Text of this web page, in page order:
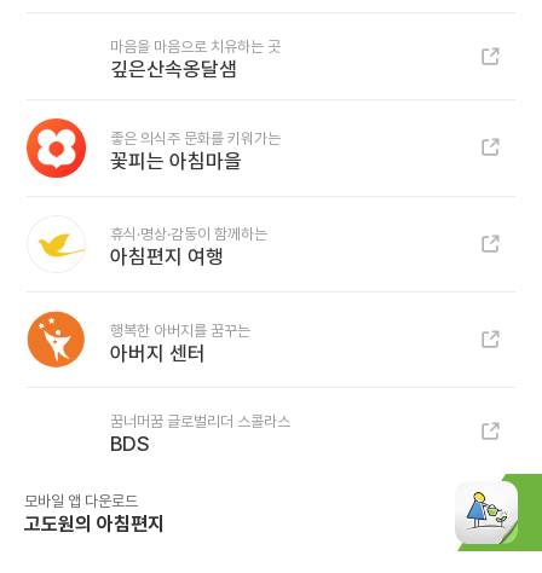
마음을 마음으로 치유하는 곳
깊은산속옹달샘
좋은 의식주 문화를 키워가는
꽃피는 아침마을
휴식·명상·감동이 함께하는
아침편지 여행
행복한 아버지를 꿈꾸는
아버지 센터
꿈너머꿈 글로벌리더 스콜라스
BDS
모바일 앱 다운로드
고도원의 아침편지